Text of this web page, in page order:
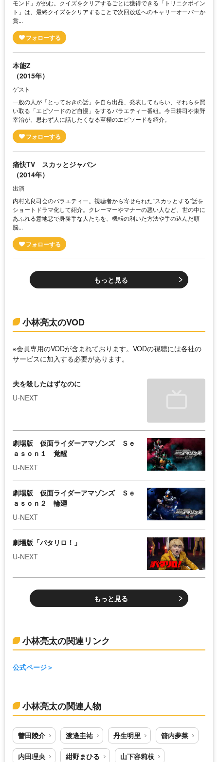
モンド」が挑む。クイズをクリアするごとに獲得できる「トリニクポイン
ト」は、最終クイズをクリアすることで次回放送へのキャリーオーバーか
賞...
本能Z
（2015年）
ゲスト
一般の人が「とっておきの話」を自ら出品、発表してもらい、それらを買
い取る「エピソードのど自慢」をするバラエティー番組。今田耕司や東野
幸治が、思わず人に話したくなる至極のエピソードを紹介。
痛快TV スカッとジャパン
（2014年）
出演
内村光良司会のバラエティー。視聴者から寄せられた“スカッとする”話を
ショートドラマ化して紹介。クレーマーやマナーの悪い人など、世の中に
あふれる意地悪で身勝手な人たちを、機転の利いた方法や手の込んだ頭
脳...
もっと見る
小林亮太のVOD
※会員専用のVODが含まれております。VODの視聴には各社の
サービスに加入する必要があります。
夫を殺したはずなのに
U-NEXT
劇場版 仮面ライダーアマゾンズ Ｓｅ
ａｓｏｎ１ 覚醒
U-NEXT
劇場版 仮面ライダーアマゾンズ Ｓｅ
ａｓｏｎ２ 輪廻
U-NEXT
劇場版「パタリロ！」
U-NEXT
もっと見る
小林亮太の関連リンク
公式ページ
小林亮太の関連人物
曽田陵介 渡邊圭祐 丹生明里 箭内夢菜
内田理央 紺野まひる 山下容莉枝